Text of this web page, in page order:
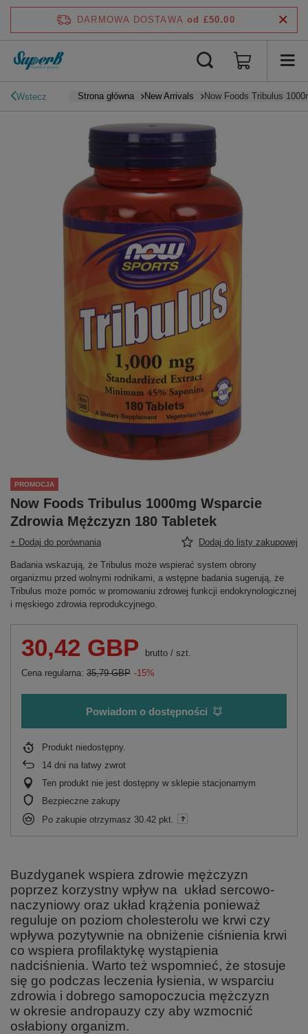
DARMOWA DOSTAWA od £50.00
Wstecz Strona główna New Arrivals Now Foods Tribulus
PROMOCJA
Now Foods Tribulus 1000mg Wsparcie
Zdrowia Mężczyzn 180 Tabletek
+ Dodaj do porównania Dodaj do listy zakupowej
Badania wskazują, że Tribulus może wspierać system obrony
organizmu przed wolnymi rodnikami, a wstępne badania sugerują, że
Tribulus może pomóc w promowaniu zdrowej funkcji endokrynologicznej
i męskiego zdrowia reprodukcyjnego.
30,42 GBP brutto / szt.
Cena regularna: 35,79 GBP -15%
Powiadom o dostępności
Produkt niedostępny
14 dni na łatwy zwrot
Ten produkt nie jest dostępny w sklepie stacjonarnym
Bezpieczne zakupy
Po zakupie otrzymasz 30.42 pkt.
Buzdyganek wspiera zdrowie mężczyzn
poprzez korzystny wpływ na układ sercowo-
naczyniowy oraz układ krążenia ponieważ
reguluje on poziom cholesterolu we krwi czy
wpływa pozytywnie na obniżenie ciśnienia krwi
co wspiera profilaktykę wystąpienia
nadciśnienia. Warto też wspomnieć, że stosuje
się go podczas leczenia łysienia, w wsparciu
zdrowia i dobrego samopoczucia mężczyzn
w okresie andropauzy czy aby wzmocnić
osłabiony organizm.